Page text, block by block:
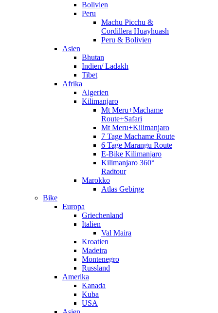
Bolivien
Peru
Machu Picchu &
Cordillera Huayhuash
Peru & Bolivien
Asien
Bhutan
Indien/ Ladakh
Tibet
Afrika
Algerien
Kilimanjaro
Mt Meru+Machame
Route+Safari
Mt Meru+Kilimanjaro
7 Tage Machame Route
6 Tage Marangu Route
E-Bike Kilimanjaro
Kilimanjaro 360°
Radtour
Marokko
Atlas Gebirge
Bike
Europa
Griechenland
Italien
Val Maira
Kroatien
Madeira
Montenegro
Russland
Amerika
Kanada
Kuba
USA